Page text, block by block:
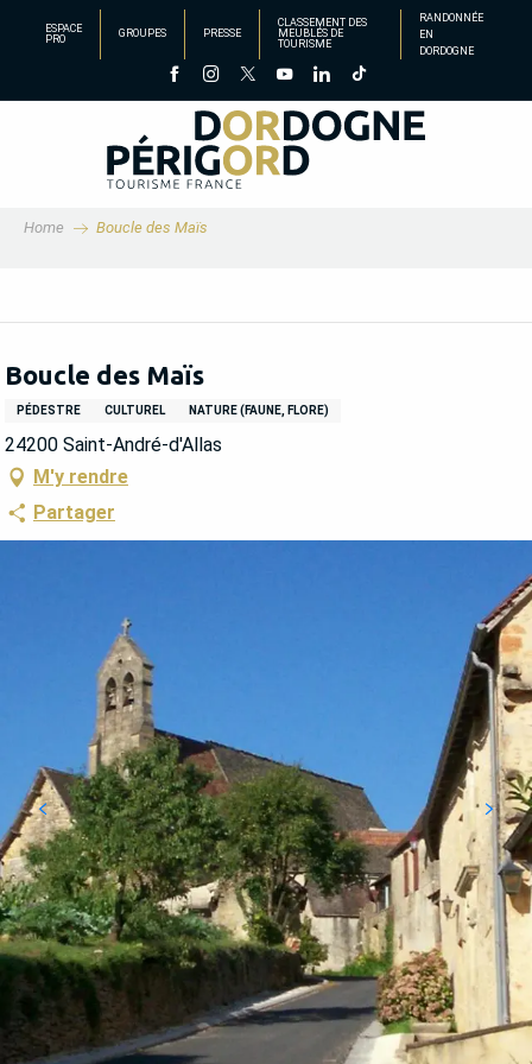
principal
ESPACE
PRO
GROUPES PRESSE
CLASSEMENT DES
MEUBLÉS DE
TOURISME
RANDONNÉE
EN
DORDOGNE
Home Boucle des Maïs
Boucle des Maïs
PÉDESTRE CULTUREL NATURE (FAUNE, FLORE)
24200 Saint-André-d'Allas
M'y rendre
Partager